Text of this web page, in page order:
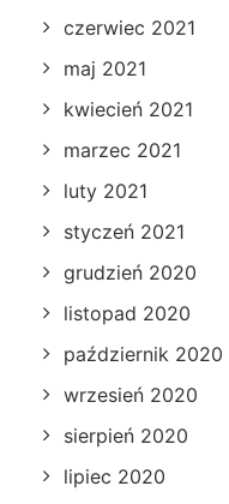
czerwiec 2021
maj 2021
kwiecień 2021
marzec 2021
luty 2021
styczeń 2021
grudzień 2020
listopad 2020
październik 2020
wrzesień 2020
sierpień 2020
lipiec 2020